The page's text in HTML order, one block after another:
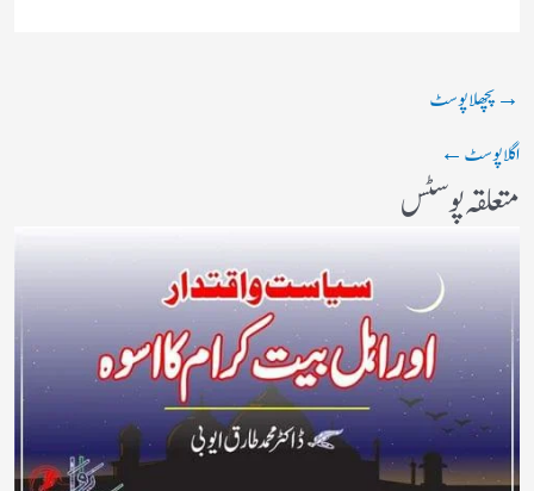
→پچھلا پوسٹ
اگلا پوسٹ←
متعلقہ پوسٹس